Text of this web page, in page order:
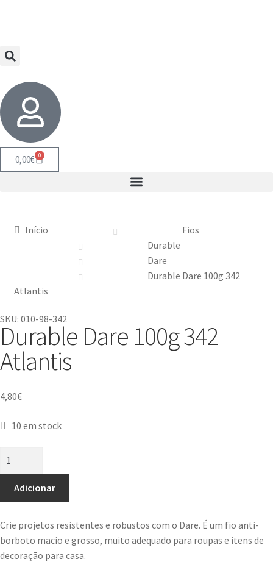
0,00€ 0
Início
Fios
Durable
Dare
Durable Dare 100g 342
Atlantis
SKU: 010-98-342
Durable Dare 100g 342
Atlantis
4,80€
10 em stock
Adicionar
Crie projetos resistentes e robustos com o Dare. É um fio anti-
borboto macio e grosso, muito adequado para roupas e itens de
decoração para casa.